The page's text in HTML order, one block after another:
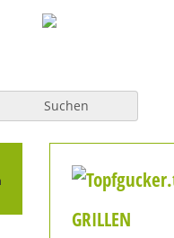
Suchen
GRILLEN